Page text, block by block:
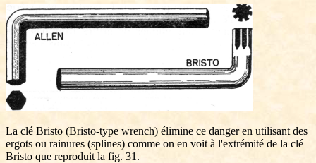
La clé Bristo (Bristo-type wrench) élimine ce danger en utilisant des
ergots ou rainures (splines) comme on en voit à l'extrémité de la clé
Bristo que reproduit la fig. 31.